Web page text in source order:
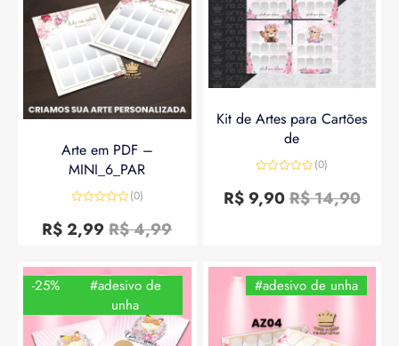
Arte em PDF –
MINI_6_PAR
0
de
(0)
R$4,99
R$2,99
Kit de Artes para Cartões
de
0
de
(0)
R$14,90
R$9,90
-25%
#adesivo de
unha
#adesivo de unha